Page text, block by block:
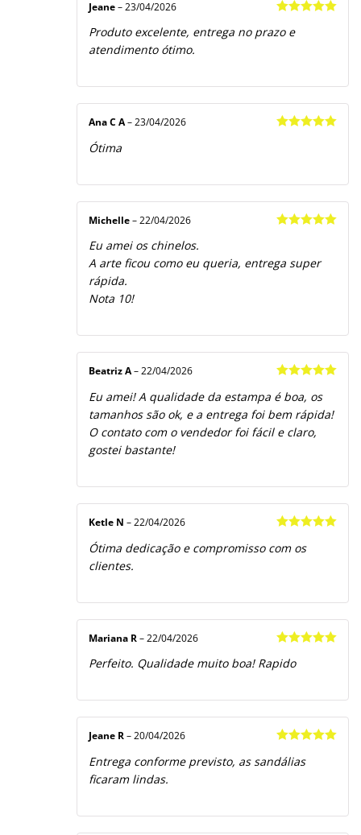
de 5
Jeane – 23/04/2026
Produto excelente, entrega no prazo e
atendimento ótimo.
Ana C A– 23/04/2026
Ótima
Michelle – 22/04/2026
Eu amei os chinelos.
A arte ficou como eu queria, entrega super
rápida.
Nota 10!
de 5
Beatriz A– 22/04/2026
Eu amei! A qualidade da estampa é boa, os
tamanhos são ok, e a entrega foi bem rápida!
O contato com o vendedor foi fácil e claro,
gostei bastante!
de 5
Ketle N – 22/04/2026
Ótima dedicação e compromisso com os
clientes.
de 5
Mariana R – 22/04/2026
Perfeito. Qualidade muito boa! Rapido
de 5
Jeane R – 20/04/2026
Entrega conforme previsto, as sandálias
ficaram lindas.